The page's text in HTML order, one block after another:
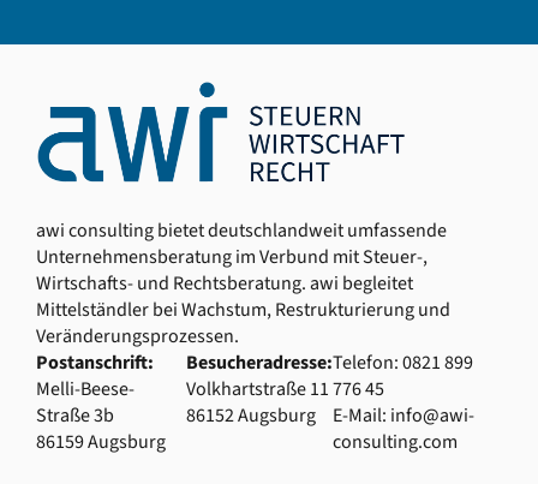
awi consulting bietet deutschlandweit umfassende
Unternehmensberatung im Verbund mit Steuer-,
Wirtschafts- und Rechtsberatung. awi begleitet
Mittelständler bei Wachstum, Restrukturierung und
Veränderungsprozessen.
Postanschrift:
Melli-Beese-
Straße 3b
86159 Augsburg
Besucheradresse:
Volkhartstraße 11
86152 Augsburg
Telefon: 0821 899
776 45
E-Mail: info@awi-
consulting.com